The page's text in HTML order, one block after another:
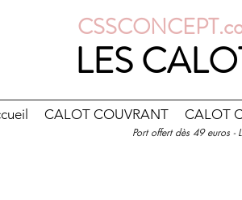
LES
CALOT COUVRANT CALOT
Port offert dès 49 euros -